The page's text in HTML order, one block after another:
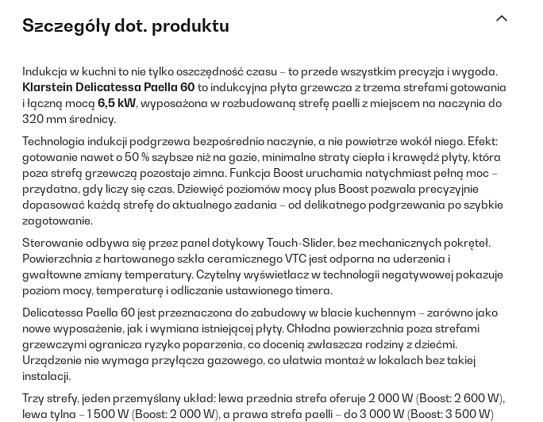
Szczegóły dot. produktu
Indukcja w kuchni to nie tylko oszczędność czasu – to przede wszystkim precyzja i wygoda.
Klarstein Delicatessa Paella 60 to indukcyjna płyta grzewcza z trzema strefami gotowania
i łączną mocą 6,5 kW, wyposażona w rozbudowaną strefę paelli z miejscem na naczynia do
320 mm średnicy.
Technologia indukcji podgrzewa bezpośrednio naczynie, a nie powietrze wokół niego. Efekt:
gotowanie nawet o 50 % szybsze niż na gazie, minimalne straty ciepła i krawędź płyty, która
poza strefą grzewczą pozostaje zimna. Funkcja Boost uruchamia natychmiast pełną moc –
przydatna, gdy liczy się czas. Dziewięć poziomów mocy plus Boost pozwala precyzyjnie
dopasować każdą strefę do aktualnego zadania – od delikatnego podgrzewania po szybkie
zagotowanie.
Sterowanie odbywa się przez panel dotykowy Touch-Slider, bez mechanicznych pokręteł.
Powierzchnia z hartowanego szkła ceramicznego VTC jest odporna na uderzenia i
gwałtowne zmiany temperatury. Czytelny wyświetlacz w technologii negatywowej pokazuje
poziom mocy, temperaturę i odliczanie ustawionego timera.
Delicatessa Paella 60 jest przeznaczona do zabudowy w blacie kuchennym – zarówno jako
nowe wyposażenie, jak i wymiana istniejącej płyty. Chłodna powierzchnia poza strefami
grzewczymi ogranicza ryzyko poparzenia, co docenią zwłaszcza rodziny z dziećmi.
Urządzenie nie wymaga przyłącza gazowego, co ułatwia montaż w lokalach bez takiej
instalacji.
Trzy strefy, jeden przemyślany układ: lewa przednia strefa oferuje 2 000 W (Boost: 2 600 W),
lewa tylna – 1 500 W (Boost: 2 000 W), a prawa strefa paelli – do 3 000 W (Boost: 3 500 W)